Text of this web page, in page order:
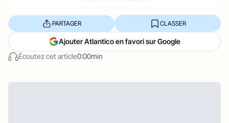
Écoutez cet article0:00min
PARTAGER CLASSER
Ajouter Atlantico en favori sur Google